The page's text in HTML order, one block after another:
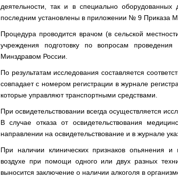
деятельности, так и в специально
последним установлены в приложении № 9 Приказа
Процедура проводится врачом (в сельской
учреждения подготовку по вопросам проведения
Минздравом России.
По результатам исследования составляется
совпадает с номером регистрации в журнале
которые управляют транспортными средствами.
При освидетельствовании всегда осуществляется
В случае отказа от освидетельствования
направлении на освидетельствование и в журнале
При наличии клинических признаков опьянения
воздухе при помощи одного или двух разных
выносится заключение о наличии алкоголя в